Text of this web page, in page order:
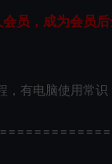
员，成为会员
有电脑使用常识